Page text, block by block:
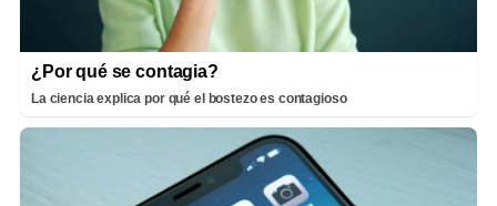
¿Por qué se contagia?
La ciencia explica por qué el bostezo es contagioso